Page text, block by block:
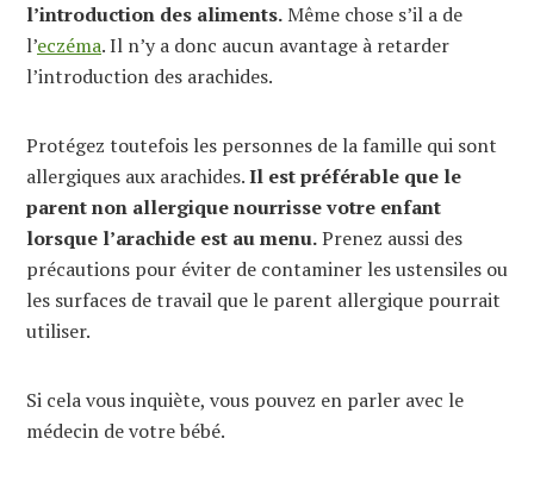
l’introduction des aliments.Même chose s’il a de
l’eczéma. Il n’y a donc aucun avantage à retarder
l’introduction des arachides.
Protégez toutefois les personnes de la famille qui sont
allergiques aux arachides.Il est préférable que le
parent non allergique nourrisse votre enfant
lorsque l’arachide est au menu.Prenez aussi des
précautions pour éviter de contaminer les ustensiles ou
les surfaces de travail que le parent allergique pourrait
utiliser.
Si cela vous inquiète, vous pouvez en parler avec le
médecin de votre bébé.